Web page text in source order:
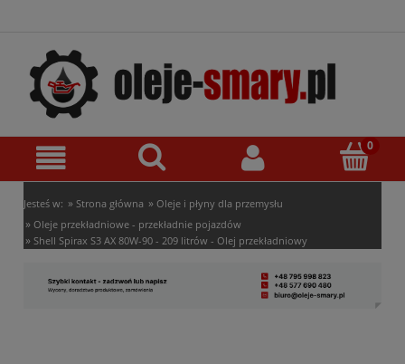
Jesteś w: » Strona główna » Oleje i płyny dla przemysłu
» Oleje przekładniowe - przekładnie pojazdów
» Shell Spirax S3 AX 80W-90 - 209 litrów - Olej przekładniowy